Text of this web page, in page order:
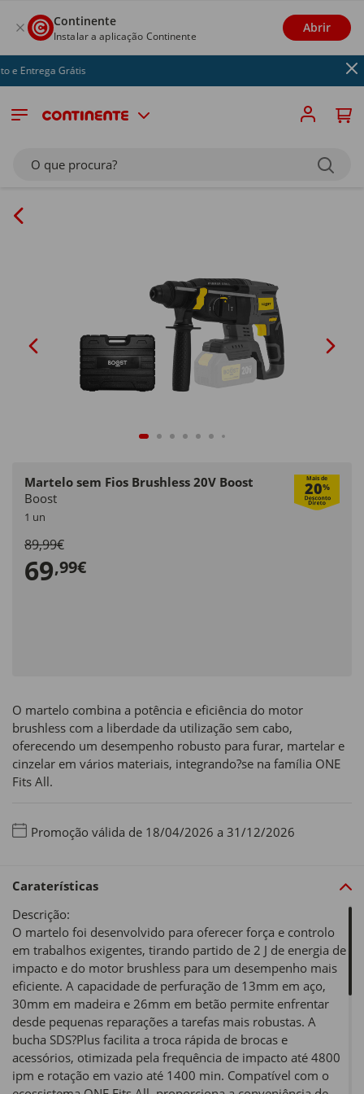
Continente
Instalar a aplicação Continente
Abrir
Entrega Grátis
O que procura?
Martelo sem Fios Brushless 20V Boost Mais de
20%
Boost
1 un
89,99€
69,99€
O martelo combina a potência e eficiência do motor
brushless com a liberdade da utilização sem cabo,
oferecendo um desempenho robusto para furar, martelar e
cinzelar em vários materiais, integrando?se na família ONE
Fits All.
Promoção válida de 18/04/2026 a 31/12/2026
Caraterísticas
Descrição:
O martelo foi desenvolvido para oferecer força e controlo
em trabalhos exigentes, tirando partido de 2 J de energia de
impacto e do motor brushless para um desempenho mais
eficiente. A capacidade de perfuração de 13mm em aço,
30mm em madeira e 26mm em betão permite enfrentar
desde pequenas reparações a tarefas mais robustas. A
bucha SDS?Plus facilita a troca rápida de brocas e
acessórios, otimizada pela frequência de impacto até 4800
ipm e rotação em vazio até 1400 min. Compatível com o